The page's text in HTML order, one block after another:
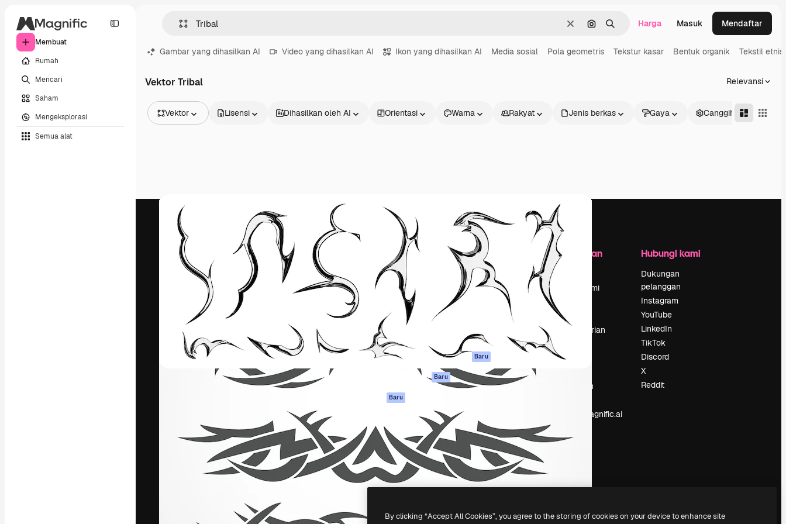
Membuat
Rumah
Mencari
Saham
Mengeksplorasi
Semua alat
JernihPencarian berdasarkan gambar
MencariHarga Masuk Mendaftar
Gambar yang dihasilkan AI Video yang dihasilkan AI Ikon yang dihasilkan AI Media sosial Pola geometris Tekstur kasar Bentuk organik Tekstil etnis
Vektor Tribal Relevansi
Vektor
Video
Rekaman
Grafik gerak
Templat video
Model 3D
Lisensi Dihasilkan oleh AI Orientasi Warna Rakyat Jenis berkas Gaya Canggih
Platform kreatif untuk mengarahkan karya
terbaik Anda. Lebih dari 1 juta pelanggan
dari kalangan kreatif, perusahaan, agensi,
dan studio.
Produk
Spaces
Asisten AI
Generator gambar
Generator video AI
Generator suara AI
Konten stok
Claude/ChatGPT
Baru
Baru
Aplikasi seluler
Semua alat
Magnific
Mulai
Academy
Dokumentasi
Dukungan
Kebijakan privasi
Asli
Baru
Kebijakan Cookie
Pusat kepercayaan
Enterprise
Perusahaan
Harga
Tentang kami
Reviews
Karier
Tren pencarian
Blog
Acara
Jual konten
Mencari magnific.ai
Hubungi kami
Dukungan
pelanggan
Instagram
YouTube
LinkedIn
TikTok
Discord
X
Reddit
Hak cipta dilindungi undang-undang.
By clicking “Accept All Cookies”, you agree to the storing of cookies on your device to enhance site